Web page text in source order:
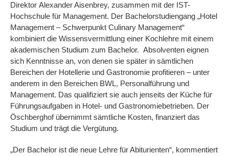
Direktor Alexander Aisenbrey, zusammen mit der IST-
Hochschule für Management. Der Bachelorstudiengang „Hotel
Management – Schwerpunkt Culinary Management“
kombiniert die Wissensvermittlung einer Kochlehre mit einem
akademischen Studium zum Bachelor. Absolventen eignen
sich Kenntnisse an, von denen sie später in sämtlichen
Bereichen der Hotellerie und Gastronomie profitieren – unter
anderem in den Bereichen BWL, Personalführung und
Management. Das qualifiziert sie auch jenseits der Küche für
Führungsaufgaben in Hotel- und Gastronomiebetrieben. Der
Öschberghof übernimmt sämtliche Kosten, finanziert das
Studium und trägt die Vergütung.
„Der Bachelor ist die neue Lehre für Abiturienten“, kommentiert